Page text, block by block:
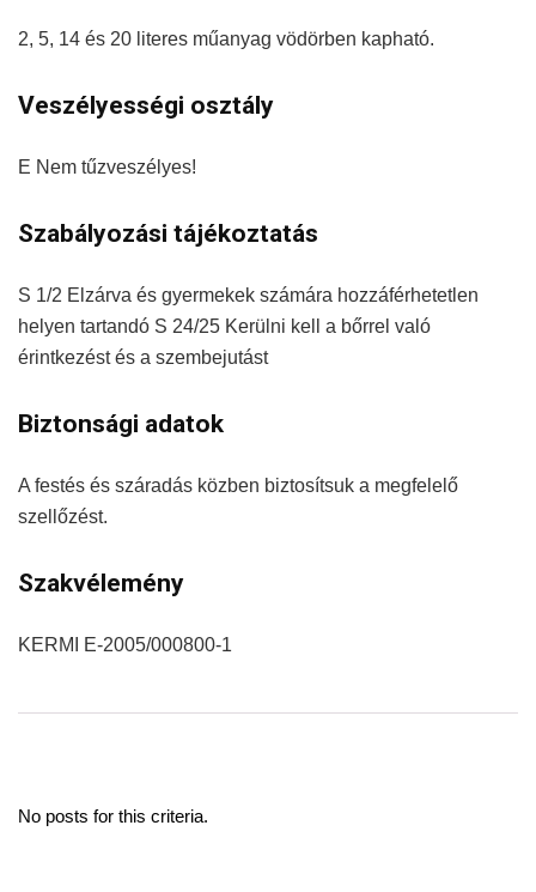
2, 5, 14 és 20 literes műanyag vödörben kapható.
Veszélyességi osztály
E Nem tűzveszélyes!
Szabályozási tájékoztatás
S 1/2 Elzárva és gyermekek számára hozzáférhetetlen
helyen tartandó S 24/25 Kerülni kell a bőrrel való
érintkezést és a szembejutást
Biztonsági adatok
A festés és száradás közben biztosítsuk a megfelelő
szellőzést.
Szakvélemény
KERMI E-2005/000800-1
No posts for this criteria.